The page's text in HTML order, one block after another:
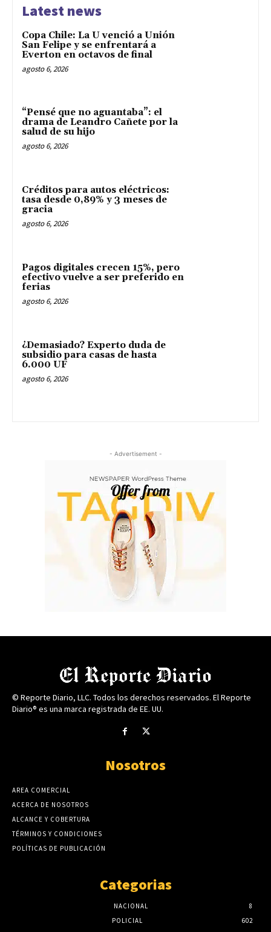
Latest news
Copa Chile: La U venció a Unión
San Felipe y se enfrentará a
Everton en octavos de final
agosto 6, 2026
“Pensé que no aguantaba”: el
drama de Leandro Cañete por la
salud de su hijo
agosto 6, 2026
Créditos para autos eléctricos:
tasa desde 0,89% y 3 meses de
gracia
agosto 6, 2026
Pagos digitales crecen 15%, pero
efectivo vuelve a ser preferido en
ferias
agosto 6, 2026
¿Demasiado? Experto duda de
subsidio para casas de hasta
6.000 UF
agosto 6, 2026
- Advertisement -
© Reporte Diario, LLC. Todos los derechos reservados. El Reporte
Diario® es una marca registrada de EE. UU.
Nosotros
AREA COMERCIAL
ACERCA DE NOSOTROS
ALCANCE Y COBERTURA
TÉRMINOS Y CONDICIONES
POLÍTICAS DE PUBLICACIÓN
Categorias
NACIONAL
8
POLICIAL
602